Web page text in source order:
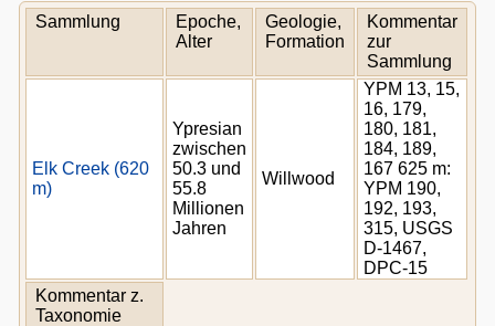
Sammlung
Epoche,
Alter
Geologie,
Formation
Kommentar
zur
Sammlung
Elk Creek (620
m)
Ypresian
zwischen
50.3 und
55.8
Millionen
Jahren
Willwood
YPM 13, 15,
16, 179,
180, 181,
184, 189,
167 625 m:
YPM 190,
192, 193,
315, USGS
D-1467,
DPC-15
Kommentar z.
Taxonomie